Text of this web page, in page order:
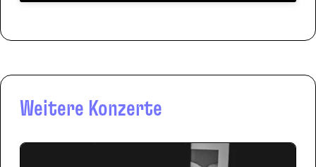
Weitere Konzerte